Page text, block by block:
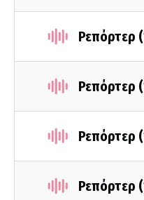
Ρεπόρτερ
Ρεπόρτερ
Ρεπόρτερ
Ρεπόρτερ